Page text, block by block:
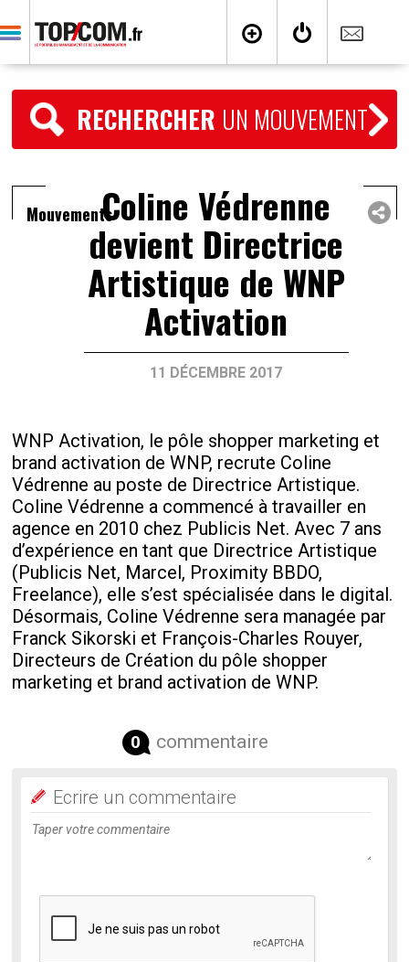
RECHERCHER UN MOUVEMENT
MouvementsColine Védrenne
devient Directrice
Artistique de WNP
Activation
11 DÉCEMBRE 2017
WNP Activation, le pôle shopper marketing et
brand activation de WNP, recrute Coline
Védrenne au poste de Directrice Artistique.
Coline Védrenne a commencé à travailler en
agence en 2010 chez Publicis Net. Avec 7 ans
d’expérience en tant que Directrice Artistique
(Publicis Net, Marcel, Proximity BBDO,
Freelance), elle s’est spécialisée dans le digital.
Désormais, Coline Védrenne sera managée par
Franck Sikorski et François-Charles Rouyer,
Directeurs de Création du pôle shopper
marketing et brand activation de WNP.
0 commentaire
Ecrire un commentaire